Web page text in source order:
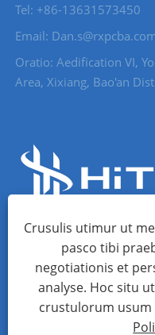
Tel: +86-13631573450
Email:
Oratio: Aedification VI,
Area, Xixiang, Bao'an
Copyright © MMXXIII
Crusulis utimur ut
pasco tibi
negotiationis et
analyse. Hoc situ
crustulorum usum